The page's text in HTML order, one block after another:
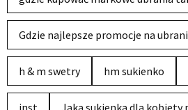
Gdzie najlepsze promocje na
h & m swetry hm sukienko
inst Jaka sukienka dla kobiety